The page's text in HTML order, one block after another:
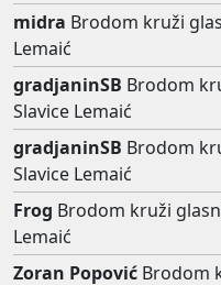
midra Brodom kruži
Lemaić
gradjaninSB Brodom
Slavice Lemaić
gradjaninSB Brodom
Slavice Lemaić
Frog Brodom kruži
Lemaić
Zoran Popović Brodom